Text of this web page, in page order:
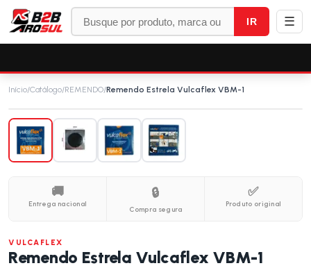
IR ☰
Início/Catálogo/REMENDO/Remendo Estrela Vulcaflex VBM-1
🚚
Entrega nacional
🔒
Compra segura
✅
Produto original
VULCAFLEX
Remendo Estrela Vulcaflex VBM-1